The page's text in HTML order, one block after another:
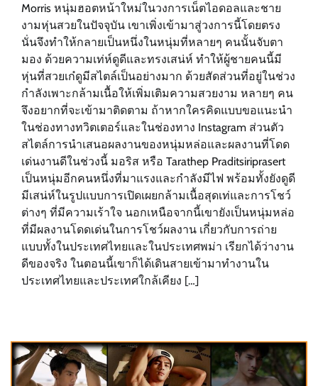
Morris หนุ่มฮอตหน้าใหม่ในวงการเน็ตไอดอลและชาย
งามหุ่นสวยในปัจจุบัน เขาเพิ่งเข้ามาสู่วงการนี้โดยตรง
นั่นจึงทำให้กลายเป็นหนึ่งในหนุ่มที่หลายๆ คนนั้นจับตา
มอง ด้วยความเท่ห์ดูดีและทรงเสน่ห์ ทำให้ผู้ชายคนนี้มี
หุ่นที่สวยเก๋ดูมีสไตล์เป็นอย่างมาก ด้วยสัดส่วนที่อยู่ในช่วง
กำลังเพาะกล้ามเนื้อให้เพิ่มเติมความสวยงาม หลายๆ คน
จึงอยากที่จะเข้ามาติดตาม ถ้าหากใครคิดแบบขอแนะนำ
ในช่องทางทวิตเตอร์และในช่องทาง Instagram ส่วนตัว
สไตล์การนำเสนอผลงานของหนุ่มหล่อและผลงานที่โดด
เด่นงานดีในช่วงนี้ มอริส หรือ Tarathep Praditsiriprasert
เป็นหนุ่มอีกคนหนึ่งที่มาแรงและกำลังมีไฟ พร้อมทั้งยังดูดี
มีเสน่ห์ในรูปแบบการเปิดเผยกล้ามเนื้อสุดเท่และการโชว์
ต่างๆ ที่มีความเร้าใจ นอกเหนือจากนี้เขายังเป็นหนุ่มหล่อ
ที่มีผลงานโดดเด่นในการโชว์ผลงาน เกี่ยวกับการถ่าย
แบบทั้งในประเทศไทยและในประเทศพม่า เรียกได้ว่างาน
ดีของจริง ในตอนนี้เขาก็ได้เดินสายเข้ามาทำงานใน
ประเทศไทยและประเทศใกล้เคียง […]